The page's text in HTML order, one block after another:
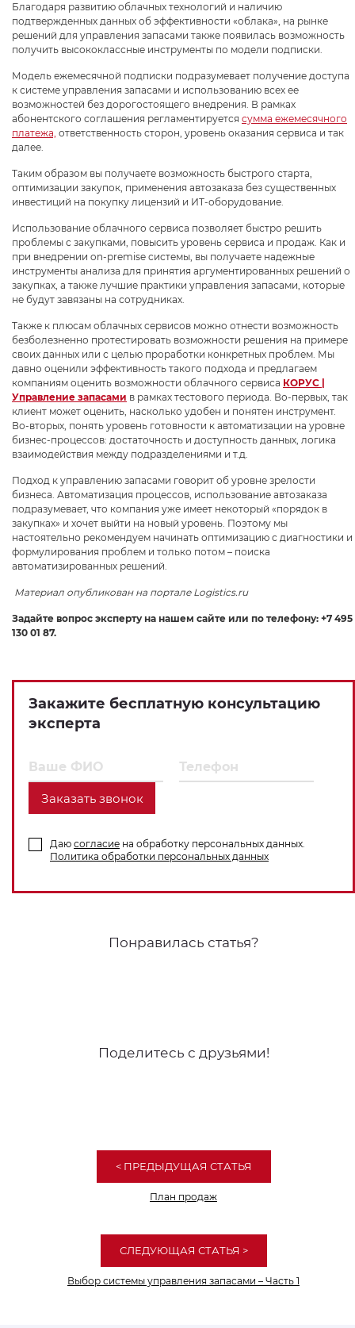
Благодаря развитию облачных технологий и наличию
подтвержденных данных об эффективности «облака», на рынке
решений для управления запасами также появилась возможность
получить высококлассные инструменты по модели подписки.
Модель ежемесячной подписки подразумевает получение доступа
к системе управления запасами и использованию всех ее
возможностей без дорогостоящего внедрения. В рамках
абонентского соглашения регламентируется сумма ежемесячного
платежа, ответственность сторон, уровень оказания сервиса и так
далее.
Таким образом вы получаете возможность быстрого старта,
оптимизации закупок, применения автозаказа без существенных
инвестиций на покупку лицензий и ИТ-оборудование.
Использование облачного сервиса позволяет быстро решить
проблемы с закупками, повысить уровень сервиса и продаж. Как и
при внедрении on-premise системы, вы получаете надежные
инструменты анализа для принятия аргументированных решений о
закупках, а также лучшие практики управления запасами, которые
не будут завязаны на сотрудниках.
Также к плюсам облачных сервисов можно отнести возможность
безболезненно протестировать возможности решения на примере
своих данных или с целью проработки конкретных проблем. Мы
давно оценили эффективность такого подхода и предлагаем
компаниям оценить возможности облачного сервиса КОРУС |
Управление запасами в рамках тестового периода. Во-первых, так
клиент может оценить, насколько удобен и понятен инструмент.
Во-вторых, понять уровень готовности к автоматизации на уровне
бизнес-процессов: достаточность и доступность данных, логика
взаимодействия между подразделениями и т.д.
Подход к управлению запасами говорит об уровне зрелости
бизнеса. Автоматизация процессов, использование автозаказа
подразумевает, что компания уже имеет некоторый «порядок в
закупках» и хочет выйти на новый уровень. Поэтому мы
настоятельно рекомендуем начинать оптимизацию с диагностики и
формулирования проблем и только потом – поиска
автоматизированных решений.
Материал опубликован на портале Logistics.ru
Задайте вопрос эксперту на нашем сайте или по телефону: +7 495
130 01 87.
Закажите бесплатную консультацию
эксперта
Заказать звонок
Даю согласие на обработку персональных данных.
Политика обработки персональных данных
Понравилась статья?
Поделитесь с друзьями!
< ПРЕДЫДУЩАЯ СТАТЬЯ
План продаж
СЛЕДУЮЩАЯ СТАТЬЯ >
Выбор системы управления запасами – Часть 1